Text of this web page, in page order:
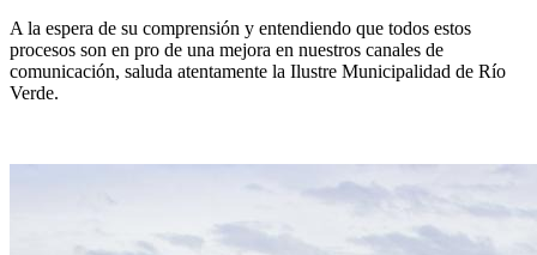
A la espera de su comprensión y entendiendo que todos estos
procesos son en pro de una mejora en nuestros canales de
comunicación, saluda atentamente la Ilustre Municipalidad de Río
Verde.